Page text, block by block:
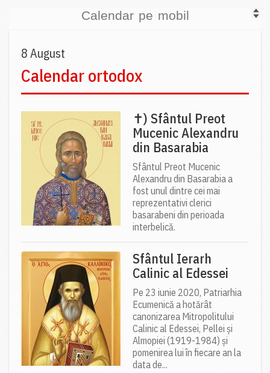
Calendar pe mobil
8 August
Calendar ortodox
✝) Sfântul Preot
Mucenic Alexandru
din Basarabia
Sfântul Preot Mucenic
Alexandru din Basarabia a
fost unul dintre cei mai
reprezentativi clerici
basarabeni din perioada
interbelică.
Sfântul Ierarh
Calinic al Edessei
Pe 23 iunie 2020, Patriarhia
Ecumenică a hotărât
canonizarea Mitropolitului
Calinic al Edessei, Pellei și
Almopiei (1919-1984) și
pomenirea lui în fiecare an la
data de...